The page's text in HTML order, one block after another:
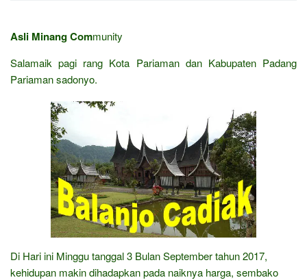
Asli Minang Community
Salamaik pagi rang Kota Pariaman dan Kabupaten Padang
Pariaman sadonyo.
Di Hari ini Minggu tanggal 3 Bulan September tahun 2017,
kehidupan makin dihadapkan pada naiknya harga, sembako